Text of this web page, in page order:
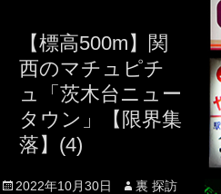
【標高500m】関
西のマチュピチ
ュ「茨木台ニュー
タウン」【限界集
落】(4)
Posted
2022年10月30日 Author
裏 探訪